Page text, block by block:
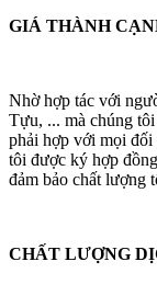
GIÁ THÀNH
Nhờ hợp tác với
Tựu, ... mà chúng
phải hợp với mọi đối
tôi được ký hợp
đảm bảo chất lượng
CHẤT LƯỢNG